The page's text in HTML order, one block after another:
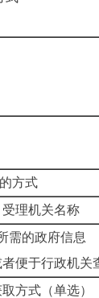
的方式
受理机关
需的政府
或者便于行
取方式（